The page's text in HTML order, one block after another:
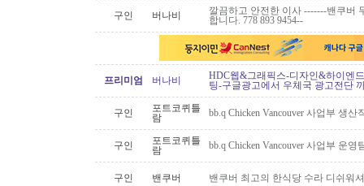
구인 버나비
깔끔하고 안전한 이사 -------밴쿠버
합니다. 778 893 9454--
프리미엄 버나비
HDC웹&그래픽스-디자인&하이엔
팅-구글광고에서 우체국 광고전단
구인
포트코퀴틀
람
bb.q Chicken Vancouver 사업부 생
구인
포트코퀴틀
람
bb.q Chicken Vancouver 사업부 운
구인 밴쿠버 밴쿠버 최고의 한식당 수라 디쉬워